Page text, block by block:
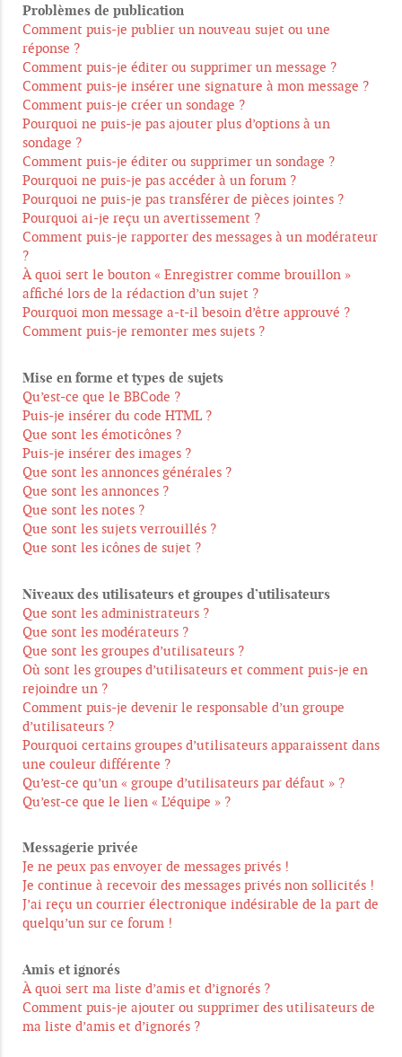
Problèmes de publication
Comment puis-je publier un nouveau sujet ou une
réponse ?
Comment puis-je éditer ou supprimer un message ?
Comment puis-je insérer une signature à mon message ?
Comment puis-je créer un sondage ?
Pourquoi ne puis-je pas ajouter plus d’options à un
sondage ?
Comment puis-je éditer ou supprimer un sondage ?
Pourquoi ne puis-je pas accéder à un forum ?
Pourquoi ne puis-je pas transférer de pièces jointes ?
Pourquoi ai-je reçu un avertissement ?
Comment puis-je rapporter des messages à un modérateur
?
À quoi sert le bouton « Enregistrer comme brouillon »
affiché lors de la rédaction d’un sujet ?
Pourquoi mon message a-t-il besoin d’être approuvé ?
Comment puis-je remonter mes sujets ?
Mise en forme et types de sujets
Qu’est-ce que le BBCode ?
Puis-je insérer du code HTML ?
Que sont les émoticônes ?
Puis-je insérer des images ?
Que sont les annonces générales ?
Que sont les annonces ?
Que sont les notes ?
Que sont les sujets verrouillés ?
Que sont les icônes de sujet ?
Niveaux des utilisateurs et groupes d’utilisateurs
Que sont les administrateurs ?
Que sont les modérateurs ?
Que sont les groupes d’utilisateurs ?
Où sont les groupes d’utilisateurs et comment puis-je en
rejoindre un ?
Comment puis-je devenir le responsable d’un groupe
d’utilisateurs ?
Pourquoi certains groupes d’utilisateurs apparaissent dans
une couleur différente ?
Qu’est-ce qu’un « groupe d’utilisateurs par défaut » ?
Qu’est-ce que le lien « L’équipe » ?
Messagerie privée
Je ne peux pas envoyer de messages privés !
Je continue à recevoir des messages privés non sollicités !
J’ai reçu un courrier électronique indésirable de la part de
quelqu’un sur ce forum !
Amis et ignorés
À quoi sert ma liste d’amis et d’ignorés ?
Comment puis-je ajouter ou supprimer des utilisateurs de
ma liste d’amis et d’ignorés ?